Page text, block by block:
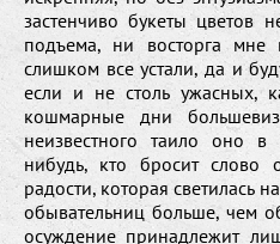
застенчиво букеты цветов
подъема, ни восторга мне
слишком все устали, да и
если и не столь ужасных,
кошмарные дни
неизвестного таило оно в
нибудь, кто бросит слово
радости, которая светилась
обывательниц больше, чем
осуждение принадлежит